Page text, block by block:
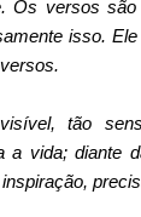
Os versos são
isso.
tão
a vida; diante